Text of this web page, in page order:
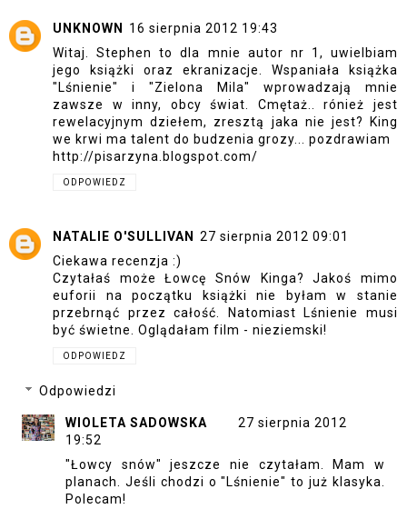
UNKNOWN
16 sierpnia 2012 19:43
Witaj. Stephen to dla mnie autor nr 1, uwielbiam
jego książki oraz ekranizacje. Wspaniała książka
"Lśnienie" i "Zielona Mila" wprowadzają mnie
zawsze w inny, obcy świat. Cmętaż.. rónież jest
rewelacyjnym dziełem, zresztą jaka nie jest? King
we krwi ma talent do budzenia grozy... pozdrawiam
http://pisarzyna.blogspot.com/
ODPOWIEDZ
NATALIE O'SULLIVAN
27 sierpnia 2012 09:01
Ciekawa recenzja :)
Czytałaś może Łowcę Snów Kinga? Jakoś mimo
euforii na początku książki nie byłam w stanie
przebrnąć przez całość. Natomiast Lśnienie musi
być świetne. Oglądałam film - nieziemski!
ODPOWIEDZ
Odpowiedzi
WIOLETA SADOWSKA
27 sierpnia 2012
19:52
"Łowcy snów" jeszcze nie czytałam. Mam w
planach. Jeśli chodzi o "Lśnienie" to już klasyka.
Polecam!